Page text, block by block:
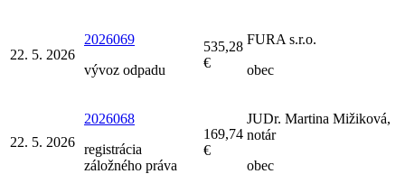
22. 5. 2026
2026069
vývoz odpadu
535,28
€
FURA s.r.o.
obec
22. 5. 2026
2026068
registrácia
záložného práva
169,74
€
JUDr. Martina Mižiková,
notár
obec